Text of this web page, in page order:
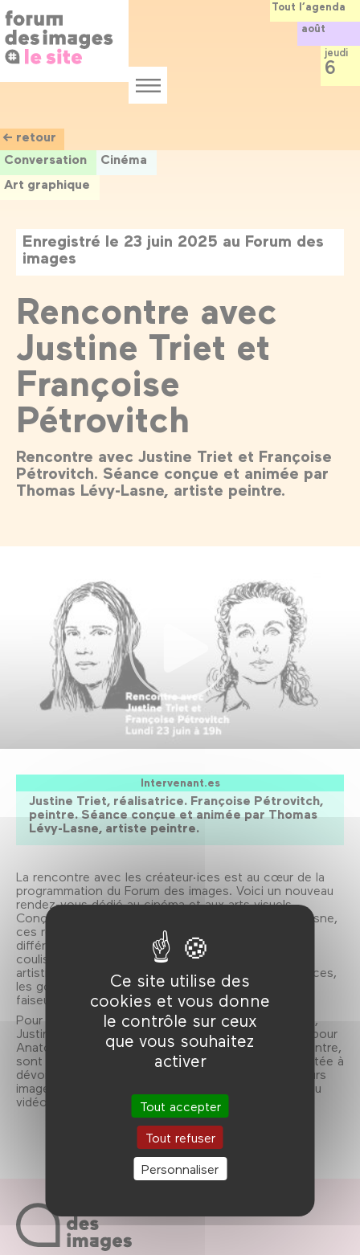
Ce site utilise des
cookies et vous donne
le contrôle sur ceux
que vous souhaitez
activer
Tout accepter
Tout refuser
Personnaliser
au
contenu
principal
Menu
← retour
Conversation
Cinéma
Art graphique
Enregistré le 23 juin 2025 au Forum des
images
Rencontre avec
Justine Triet et
Françoise
Pétrovitch
Rencontre avec Justine Triet et Françoise
Pétrovitch. Séance conçue et animée par
Thomas Lévy-Lasne, artiste peintre.
Intervenant.es
Justine Triet, réalisatrice. Françoise Pétrovitch,
peintre. Séance conçue et animée par Thomas
Lévy-Lasne, artiste peintre.
La rencontre avec les créateur·ices est au cœur de la
programmation du Forum des images. Voici un nouveau
rendez-vous dédié au cinéma et aux arts visuels.
Conçues et animées par le peintre Thomas Lévy-Lasne,
ces rencontres rassemblent des artistes issu·es de
différents arts visuels, pour une plongée dans les
coulisses de la création et un dévoilement du geste
artistique. Une occasion de confronter les expériences,
les goûts et pourquoi pas croiser le fer entre
faiseur·euses d’images de plusieurs disciplines.
Pour le premier numéro de ce nouveau rendez-vous,
Justine Triet, réalisatrice (Palme d'Or Cannes 2023 pour
Anatomie d'une chute), et Françoise Pétrovitch, peintre,
sont amenées d’une manière sérieuse et décontractée à
dévoiler un peu plus d’elles-mêmes en parlant de leurs
images préférées : peintures, films, photographie, jeu
vidéo, bande dessinée etc.
Tout l’agenda
août
jeudi
6